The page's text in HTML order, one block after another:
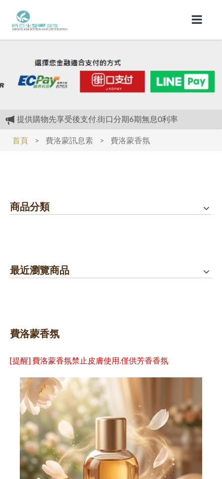
提供購物先享受後支付.街口分期6期無息0利率
提供購物先享受後支付.街口分期6期無息0利率
我們最大的優惠是.(全面不漲價)對抗通膨
首頁 > 費洛蒙訊息素 > 費洛蒙香氛
商品分類
最近瀏覽商品
費洛蒙香氛
[提醒] 費洛蒙香氛禁止皮膚使用.僅供芳香香氛